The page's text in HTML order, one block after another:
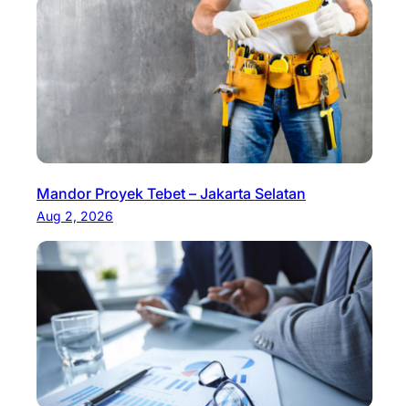
Mandor Proyek Tebet – Jakarta Selatan
Aug 2, 2026